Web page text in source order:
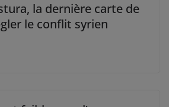
la dernière carte de
le conflit syrien